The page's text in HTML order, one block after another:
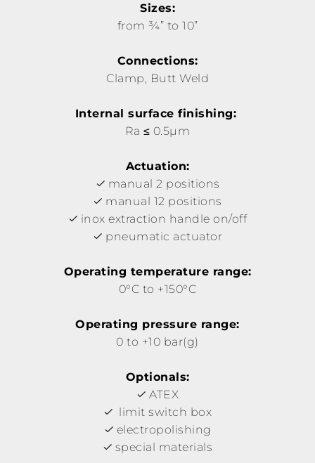
Sizes:
from ¾” to 10”
Connections:
Clamp, Butt Weld
Internal surface finishing:
Ra ≤ 0.5µm
Actuation:
manual 2 positions
manual 12 positions
inox extraction handle on/off
pneumatic actuator
Operating temperature range:
0°C to +150°C
Operating pressure range:
0 to +10 bar(g)
Optionals:
ATEX
limit switch box
electropolishing
special materials